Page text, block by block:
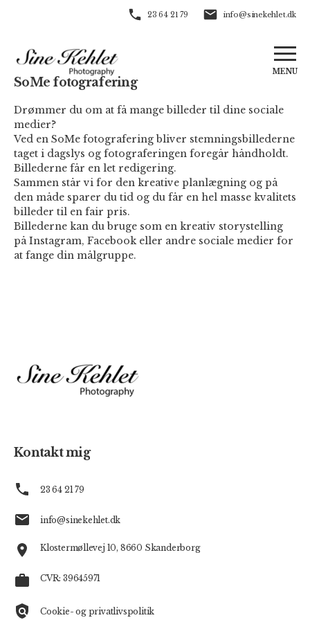
23 64 21 79 info@sinekehlet.dk
MENU
FASHION
BEAUTY
PORTRÆT/CORPORATE
SOME FOTOGRAFERING
SoMe fotografering
Drømmer du om at få mange billeder til dine sociale
medier?
Ved en SoMe fotografering bliver stemningsbillederne
taget i dagslys og fotograferingen foregår håndholdt.
Billederne får en let redigering.
Sammen står vi for den kreative planlægning og på
den måde sparer du tid og du får en hel masse kvalitets
billeder til en fair pris.
Billederne kan du bruge som en kreativ storystelling
på Instagram, Facebook eller andre sociale medier for
at fange din målgruppe.
Kontakt mig
23 64 21 79
info@sinekehlet.dk
Klostermøllevej 10, 8660 Skanderborg
CVR: 39645971
Cookie- og privatlivspolitik